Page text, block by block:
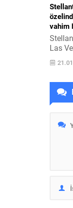
vahim
Las